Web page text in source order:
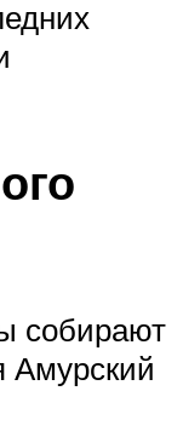
собирают
Амурский